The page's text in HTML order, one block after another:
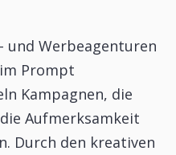
und Werbeagenturen
Prompt
Kampagnen, die
Aufmerksamkeit
Durch den kreativen